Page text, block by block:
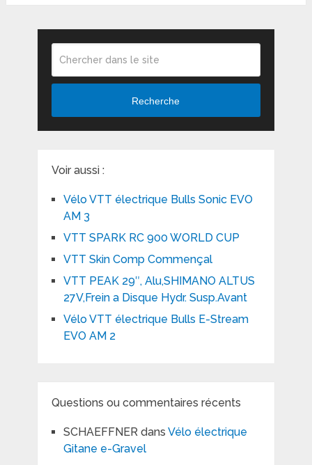
Recherche
Voir aussi :
Vélo VTT électrique Bulls Sonic EVO
AM 3
VTT SPARK RC 900 WORLD CUP
VTT Skin Comp Commençal
VTT PEAK 29″, Alu,SHIMANO ALTUS
27V,Frein a Disque Hydr. Susp.Avant
Vélo VTT électrique Bulls E-Stream
EVO AM 2
Questions ou commentaires récents
SCHAEFFNERdans Vélo électrique
Gitane e-Gravel